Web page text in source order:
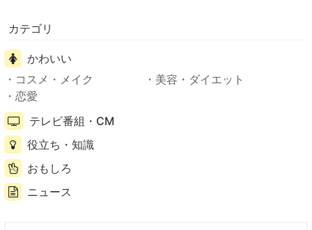
カテゴリ
かわいい
コスメ・メイク
美容・ダイエット
恋愛
テレビ番組・CM
役立ち・知識
おもしろ
ニュース